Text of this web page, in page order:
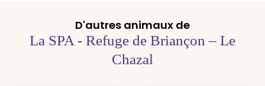
D'autres animaux de
La SPA - Refuge de Briançon – Le
Chazal